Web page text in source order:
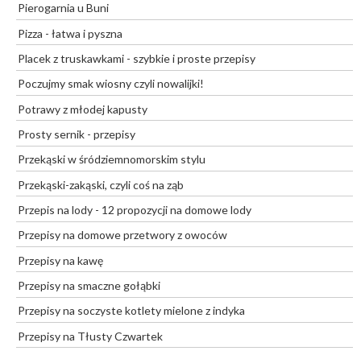
Pierogarnia u Buni
Pizza - łatwa i pyszna
Placek z truskawkami - szybkie i proste przepisy
Poczujmy smak wiosny czyli nowalijki!
Potrawy z młodej kapusty
Prosty sernik - przepisy
Przekąski w śródziemnomorskim stylu
Przekąski-zakąski, czyli coś na ząb
Przepis na lody - 12 propozycji na domowe lody
Przepisy na domowe przetwory z owoców
Przepisy na kawę
Przepisy na smaczne gołąbki
Przepisy na soczyste kotlety mielone z indyka
Przepisy na Tłusty Czwartek